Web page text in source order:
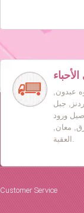
عبدون,
جبل
ورود
معان,
Customer Service